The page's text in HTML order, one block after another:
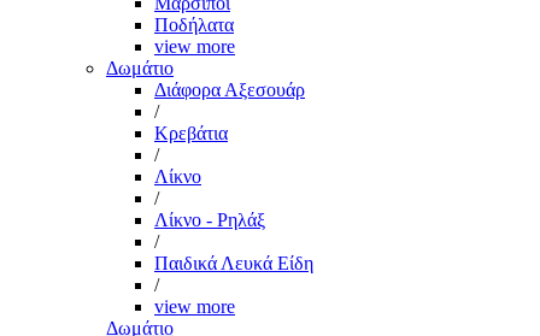
Ποδήλατα
view more
Δωμάτιο
Διάφορα Αξεσουάρ
/
Κρεβάτια
/
Λίκνο
/
Λίκνο - Ρηλάξ
/
Παιδικά Λευκά Είδη
/
view more
Δωμάτιο